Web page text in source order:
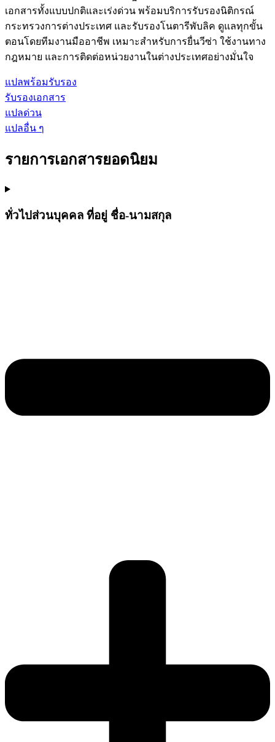
เอกสารทั้งแบบปกติและเร่งด่วน พร้อมบริการรับรองนิติกรณ์
กระทรวงการต่างประเทศ และรับรองโนตารีพับลิค ดูแลทุกขั้น
ตอนโดยทีมงานมืออาชีพ เหมาะสำหรับการยื่นวีซ่า ใช้งานทาง
กฎหมาย และการติดต่อหน่วยงานในต่างประเทศอย่างมั่นใจ
แปลพร้อมรับรอง
รับรองเอกสาร
แปลด่วน
แปลอื่น ๆ
รายการเอกสารยอดนิยม
ทั่วไปส่วนบุคคล ที่อยู่ ชื่อ-นามสกุล